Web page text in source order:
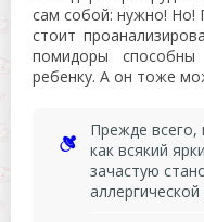
сам собой: нужно! Но!
стоит
помидоры
ребенку. А он тоже
Прежде всего,
как всякий
зачастую